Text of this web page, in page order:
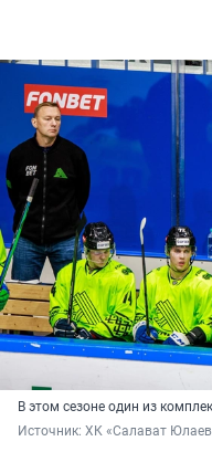
В этом сезоне один из
Источник: ХК «Салават